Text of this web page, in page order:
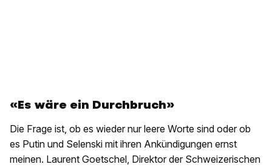
«Es wäre ein Durchbruch»
Die Frage ist, ob es wieder nur leere Worte sind oder ob
es Putin und Selenski mit ihren Ankündigungen ernst
meinen. Laurent Goetschel, Direktor der Schweizerischen